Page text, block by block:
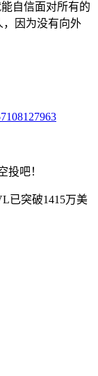
自信面对所有的
因为没有向外
投吧！
已突破1415万美